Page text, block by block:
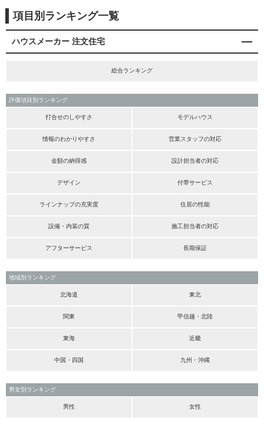
項目別ランキング一覧
ハウスメーカー 注文住宅
総合ランキング
評価項目別ランキング
打合せのしやすさ モデルハウス
情報のわかりやすさ 営業スタッフの対応
金額の納得感 設計担当者の対応
デザイン 付帯サービス
ラインナップの充実度 住居の性能
設備・内装の質 施工担当者の対応
アフターサービス 長期保証
地域別ランキング
北海道 東北
関東 甲信越・北陸
東海 近畿
中国・四国 九州・沖縄
男女別ランキング
男性 女性